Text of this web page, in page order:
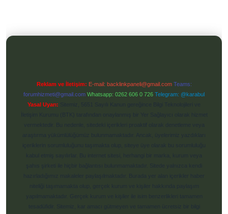
Reklam ve İletişim: E-mail: backlinkpaneli@gmail.com Teams:
forumhizmeti@gmail.com Whatsapp: 0262 606 0 726 Telegram: @karabul
Yasal Uyarı: